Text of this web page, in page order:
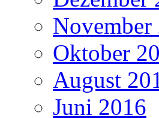
November
Oktober
August
Juni 2016